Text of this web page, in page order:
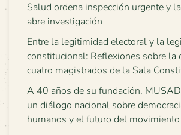
Salud ordena inspección urgente y
abre investigación
Entre la legitimidad electoral y la
constitucional: Reflexiones sobre la
cuatro magistrados de la Sala
A 40 años de su fundación,
un diálogo nacional sobre
humanos y el futuro del